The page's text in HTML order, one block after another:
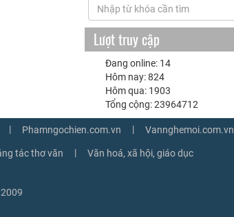
Lượt truy cập
Đang online: 14
Hôm nay: 824
Hôm qua: 1903
Tổng cộng: 23964712
| Phamngochien.com.vn | Vannghemoi.com.vn
tác thơ văn | Văn hoá, xã hội, giáo dục